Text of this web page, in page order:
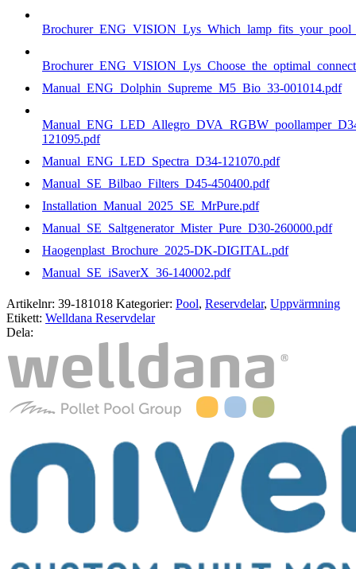
Manual_ENG_Dolphin_Supreme_M5_Bio_33-001014.pdf
121095.pdf
Manual_ENG_LED_Spectra_D34-121070.pdf
Manual_SE_Bilbao_Filters_D45-450400.pdf
Installation_Manual_2025_SE_MrPure.pdf
Manual_SE_Saltgenerator_Mister_Pure_D30-260000.pdf
Haogenplast_Brochure_2025-DK-DIGITAL.pdf
Manual_SE_iSaverX_36-140002.pdf
Artikelnr: 39-181018 Kategorier: Pool, Reservdelar, Uppvärmning
Etikett: Welldana Reservdelar
Dela: